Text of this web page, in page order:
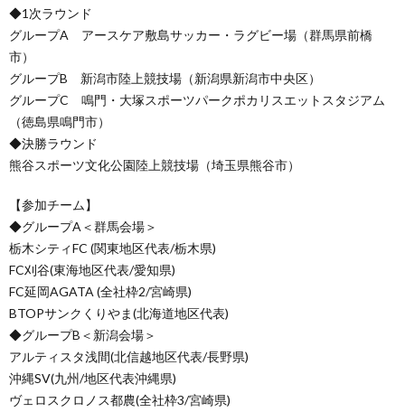
◆1次ラウンド
グループA アースケア敷島サッカー・ラグビー場（群馬県前橋
市）
グループB 新潟市陸上競技場（新潟県新潟市中央区）
グループC 鳴門・大塚スポーツパークポカリスエットスタジアム
（徳島県鳴門市）
◆決勝ラウンド
熊谷スポーツ文化公園陸上競技場（埼玉県熊谷市）
【参加チーム】
◆グループA＜群馬会場＞
栃木シティFC (関東地区代表/栃木県)
FC刈谷(東海地区代表/愛知県)
FC延岡AGATA (全社枠2/宮崎県)
BTOPサンクくりやま(北海道地区代表)
◆グループB＜新潟会場＞
アルティスタ浅間(北信越地区代表/長野県)
沖縄SV(九州/地区代表沖縄県)
ヴェロスクロノス都農(全社枠3/宮崎県)